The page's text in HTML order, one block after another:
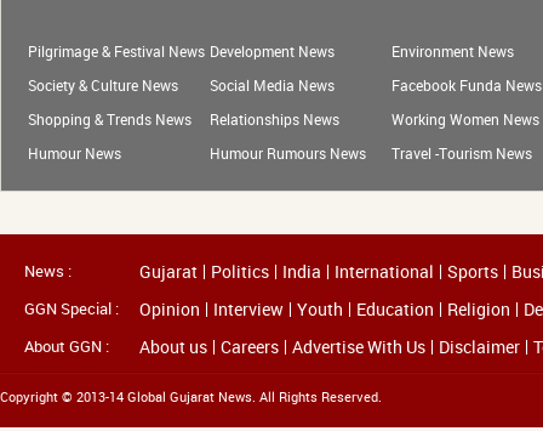
Pilgrimage & Festival News Development News
Environment News
Society & Culture News
Social Media News
Facebook Funda News
Shopping & Trends News
Relationships News
Working Women News
Humour News
Humour Rumours News Travel -Tourism News
News : Gujarat Politics India International Sports
GGN Special : Opinion Interview Youth Education Religion
About GGN : About us Careers Advertise With Us Disclaimer
Copyright © 2013-14 Global Gujarat News. All Rights Reserved.